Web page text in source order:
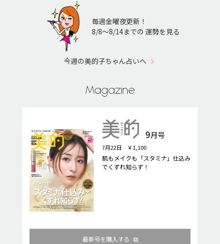
毎週金曜夜更新！
8/8〜8/14までの 運勢を見る
今週の美的子ちゃん占いへ
Magazine
9月号
7月22日 ￥1,100
肌もメイクも「スタミナ」仕込み
でくずれ知らず！
最新号を購入する